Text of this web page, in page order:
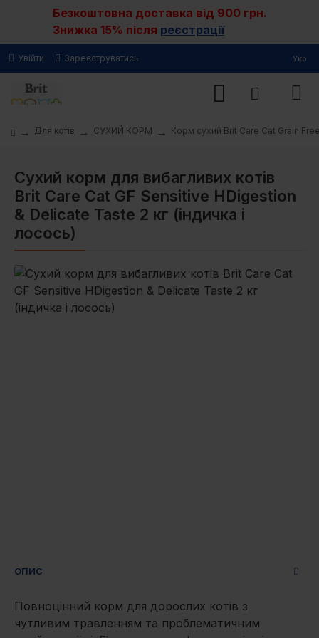
Безкоштовна доставка від 900 грн.
Знижка 15% після реєстрації
Увійти Зареєструватись Укр
Для котів СУХИЙ КОРМ Корм сухий Brit Care Cat Grain
Сухий корм для вибагливих котів
Brit Care Cat GF Sensitive HDigestion
& Delicate Taste 2 кг (індичка і
лосось)
ОПИС
Повноцінний корм для дорослих котів з
чутливим травленням та проблематичним